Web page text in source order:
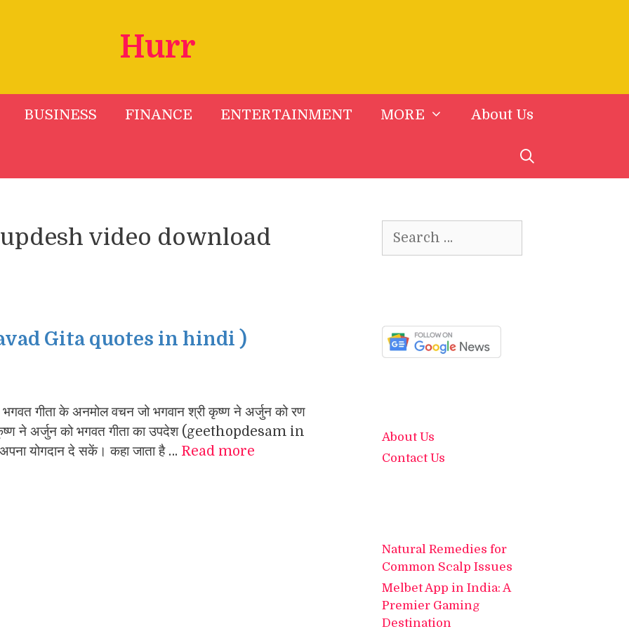
Hurr
BUSINESS FINANCE ENTERTAINMENT MORE About Us
video download
Gita quotes in hindi )
गीता के अनमोल वचन जो भगवान श्री कृष्ण ने अर्जुन को रण
कृष्ण ने अर्जुन को भगवत गीता का उपदेश (geethopdesam in
योगदान दे सकें। कहा जाता है … Read more
for:
About Us
Contact Us
Natural Remedies for
Common Scalp Issues
Melbet App in India: A
Premier Gaming
Destination